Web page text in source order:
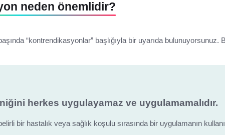
neden önemlidir?
“kontrendikasyonlar” başlığıyla bir uyarıda
herkes uygulayamaz ve uygulamamalıdır.
bir hastalık veya sağlık koşulu sırasında bir uygulamanın